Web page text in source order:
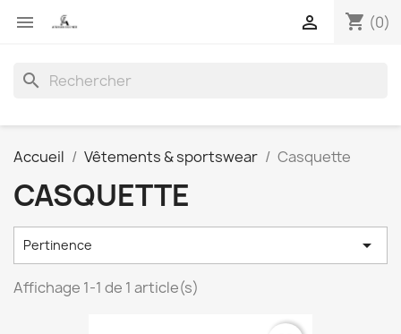
 shopping_cart (0)

search
Accueil Vêtements & sportswear Casquette
CASQUETTE
Pertinence 
Affichage 1-1 de 1 article(s)